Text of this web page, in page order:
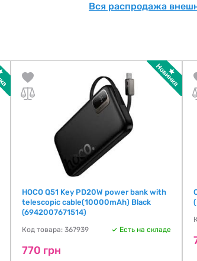
Вся распродажа
HOCO Q51 Key PD20W power bank with
telescopic cable(10000mAh) Black
(6942007671514)
Код товара: 367939 Есть на складе
770 грн